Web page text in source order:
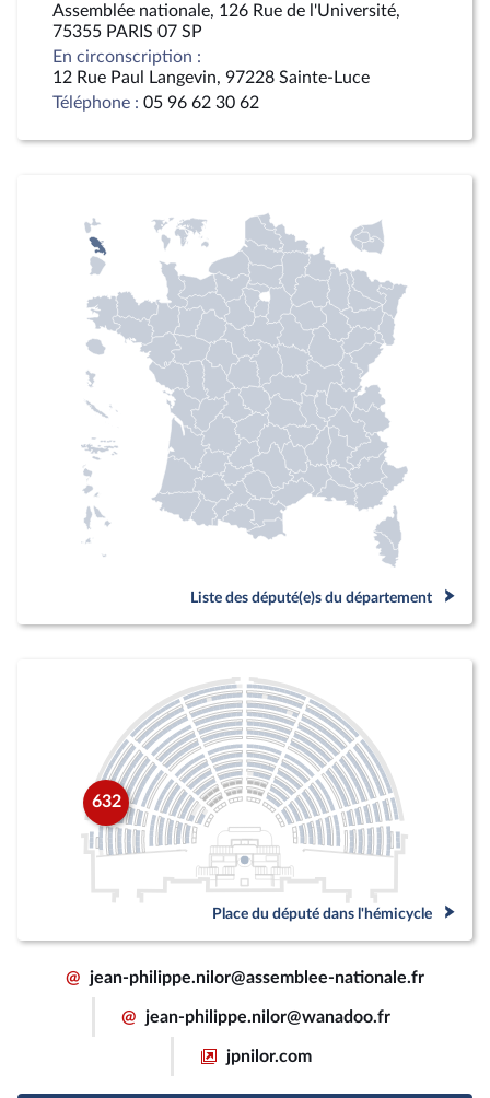
Assemblée nationale, 126 Rue de l'Université,
75355 PARIS 07 SP
En circonscription :
12 Rue Paul Langevin, 97228 Sainte-Luce
Téléphone : 05 96 62 30 62
Liste des député(e)s du département
632
Place du député dans l'hémicycle
@ jean-philippe.nilor@assemblee-nationale.fr
@ jean-philippe.nilor@wanadoo.fr
jpnilor.com